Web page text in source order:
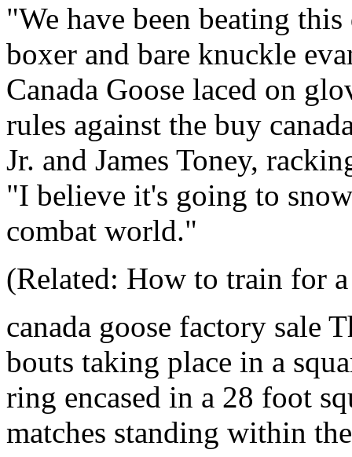
"We have been beating
boxer and bare knuckle
Canada Goose laced on
rules against the buy
Jr. and James Toney,
"I believe it's going to
combat world."
(Related: How to train for
canada goose factory sale
bouts taking place in a
ring encased in a 28 foot
matches standing within